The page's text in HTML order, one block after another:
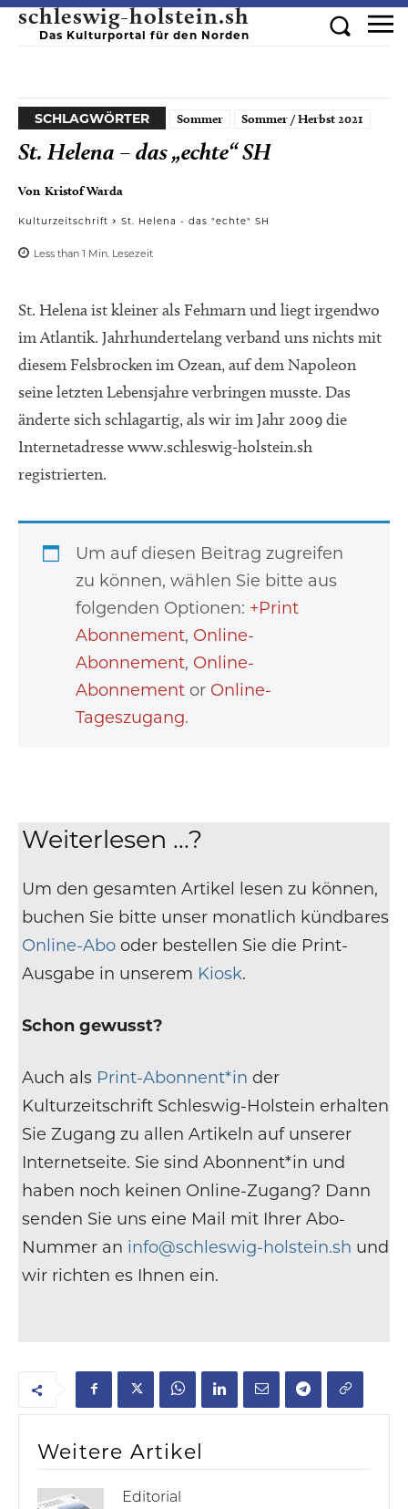
schleswig-holstein.sh
Das Kulturportal für den Norden
SCHLAGWÖRTER Sommer Sommer / Herbst 2021
St. Helena – das „echte“ SH
Von Kristof Warda
Kulturzeitschrift St. Helena - das "echte" SH
Less than 1 Min. Lesezeit
St. Helena ist kleiner als Fehmarn und liegt irgendwo
im Atlantik. Jahrhundertelang verband uns nichts mit
diesem Felsbrocken im Ozean, auf dem Napoleon
seine letzten Lebensjahre verbringen musste. Das
änderte sich schlagartig, als wir im Jahr 2009 die
Internetadresse www.schleswig-holstein.sh
registrierten.
Um auf diesen Beitrag zugreifen
zu können, wählen Sie bitte aus
folgenden Optionen: +Print
Abonnement, Online-
Abonnement, Online-
Abonnement or Online-
Tageszugang.
Weiterlesen ...?
Um den gesamten Artikel lesen zu können,
buchen Sie bitte unser monatlich kündbares
Online-Abo oder bestellen Sie die Print-
Ausgabe in unserem Kiosk.
Schon gewusst?
Auch als Print-Abonnent*in der
Kulturzeitschrift Schleswig-Holstein erhalten
Sie Zugang zu allen Artikeln auf unserer
Internetseite. Sie sind Abonnent*in und
haben noch keinen Online-Zugang? Dann
senden Sie uns eine Mail mit Ihrer Abo-
Nummer an info@schleswig-holstein.sh und
wir richten es Ihnen ein.
Weitere Artikel
Editorial